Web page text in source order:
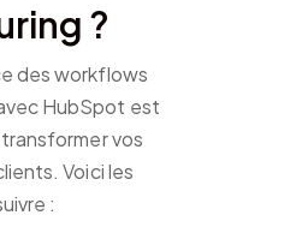
?
des workflows
HubSpot est
vos
Voici les
: